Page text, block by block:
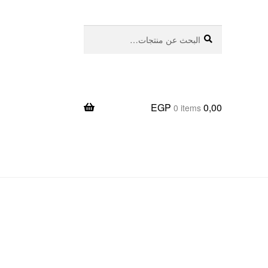
عن:
0,00
EGP 0 items